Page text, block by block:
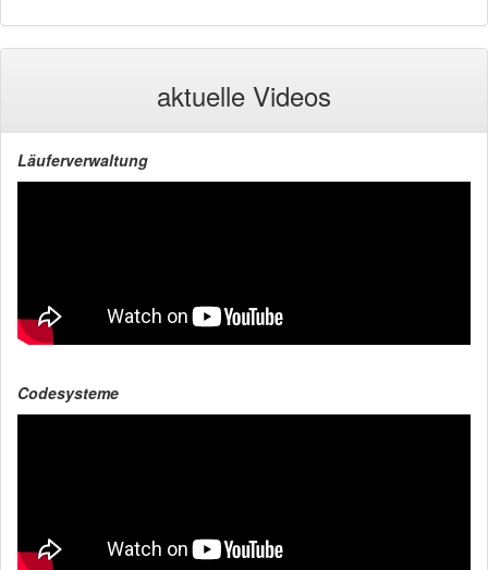
aktuelle Videos
Läuferverwaltung
Codesysteme